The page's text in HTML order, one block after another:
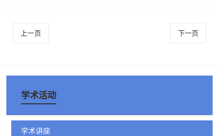
上一页 下一页
学术活动
学术讲座